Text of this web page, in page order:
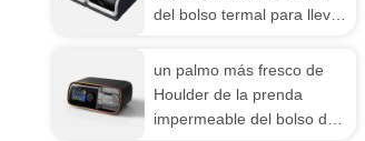
del bolso termal para llevar
un palmo más fresco de
Houlder de la prenda
impermeable del bolso del